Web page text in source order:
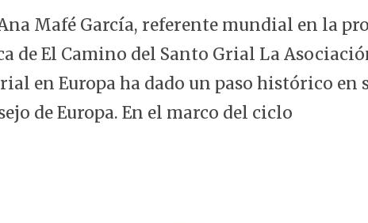
0
2
Mafé García, referente mundial en la
de El Camino del Santo Grial La
en Europa ha dado un paso histórico
de Europa. En el marco del ciclo